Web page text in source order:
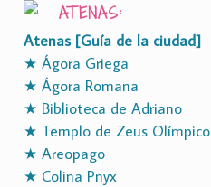
ATENAS:
Atenas [Guía de la ciudad]
★ Ágora Griega
★ Ágora Romana
★ Biblioteca de Adriano
★ Templo de Zeus Olímpico
★ Areopago
★ Colina Pnyx